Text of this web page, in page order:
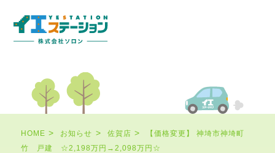
HOME お知らせ 佐賀店
【価格変更】 神埼市神埼町
竹 戸建 ☆2,198万円→2,098万円☆